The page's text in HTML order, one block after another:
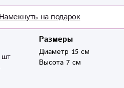
на подарок
шт
Размеры
Диаметр 15 см
Высота 7 см